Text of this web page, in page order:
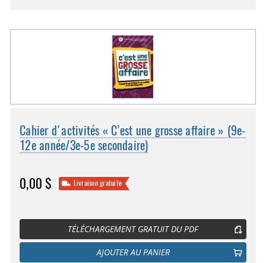
Cahier d'activités « C’est une grosse affaire » (9e-
12e année/3e-5e secondaire)
0,00 $ Livraison gratuite
TÉLÉCHARGEMENT GRATUIT DU PDF
AJOUTER AU PANIER